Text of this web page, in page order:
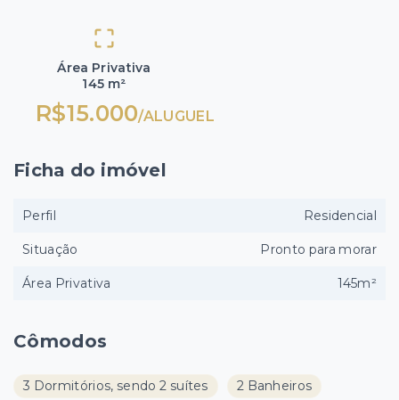
Área Privativa
145 m²
R$15.000/ALUGUEL
Cômodos
3 Dormitórios, sendo 2 suítes 2 Banheiros
Ficha do imóvel
Perfil Residencial
Situação Pronto para morar
Área Privativa 145m²